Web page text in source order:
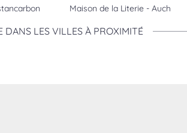
Maison de la Literie - Auch
DANS LES VILLES À PROXIMITÉ